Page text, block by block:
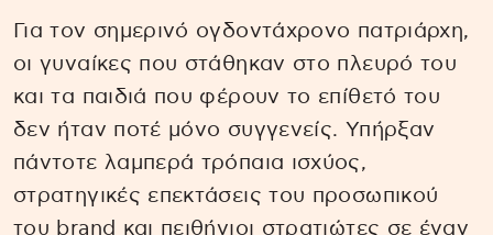
Για τον σημερινό ογδοντάχρονο πατριάρχη,
οι γυναίκες που στάθηκαν στο πλευρό του
και τα παιδιά που φέρουν το επίθετό του
δεν ήταν ποτέ μόνο συγγενείς. Υπήρξαν
πάντοτε λαμπερά τρόπαια ισχύος,
στρατηγικές επεκτάσεις του προσωπικού
του brand και πειθήνιοι στρατιώτες σε έναν